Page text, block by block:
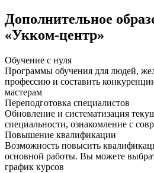
Дополнительное
«Укком-центр»
Обучение с нуля
Программы обучения для людей,
профессию и составить
мастерам
Переподготовка специалистов
Обновление и систематизация
специальности, ознакомление с
Повышение квалификации
Возможность повысить
основной работы. Вы можете
график курсов